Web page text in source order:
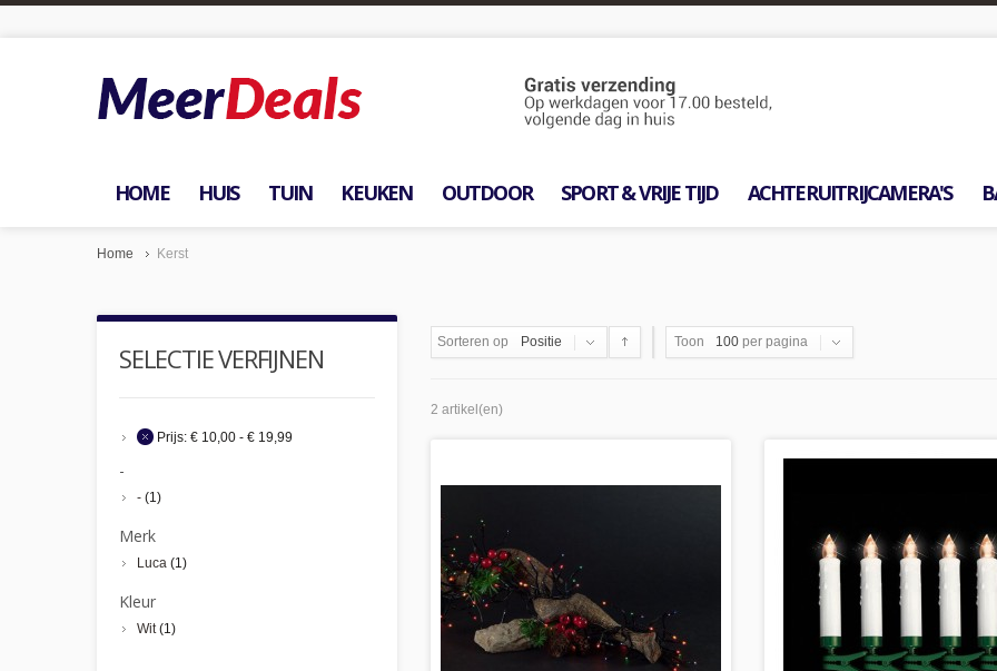
HOME HUIS TUIN KEUKEN OUTDOOR SPORT & VRIJE TIJD ACHTERUITRIJCAMERA'S
Home Kerst
Sorteren op Positie Toon 100 per pagina
2 artikel(en)
SELECTIE VERFIJNEN
Prijs: € 10,00 - € 19,99
-
- (1)
Merk
Luca (1)
Kleur
Wit(1)